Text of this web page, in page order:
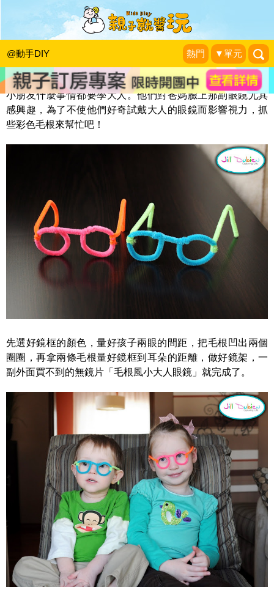
@動手DIY 熱門 ▼單元
毛根風小大人眼鏡
小玉米的媽|
小朋友什麼事情都要學大人。他們對爸媽臉上那副眼鏡尤其
感興趣，為了不使他們好奇試戴大人的眼鏡而影響視力，抓
些彩色毛根來幫忙吧！
先選好鏡框的顏色，量好孩子兩眼的間距，把毛根凹出兩個
圈圈，再拿兩條毛根量好鏡框到耳朵的距離，做好鏡架，一
副外面買不到的無鏡片「毛根風小大人眼鏡」就完成了。